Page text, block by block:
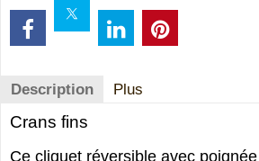
Description Plus
Crans fins
Ce cliquet réversible avec